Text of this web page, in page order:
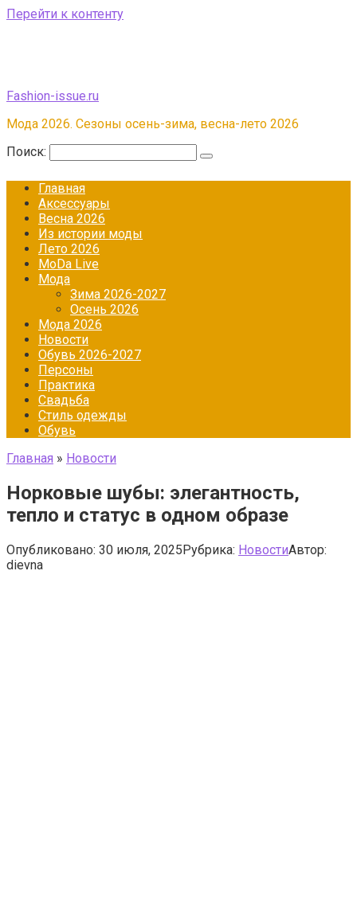
Перейти к контенту
Fashion-issue.ru
Мода 2026. Сезоны осень-зима, весна-лето 2026
Поиск:
Главная
Аксессуары
Весна 2026
Из истории моды
Лето 2026
МоDа Live
Мода
Зима 2026-2027
Осень 2026
Мода 2026
Новости
Обувь 2026-2027
Персоны
Практика
Свадьба
Стиль одежды
Обувь
Главная » Новости
Норковые шубы: элегантность,
тепло и статус в одном образе
Опубликовано: 30 июля, 2025Рубрика: НовостиАвтор:
dievna